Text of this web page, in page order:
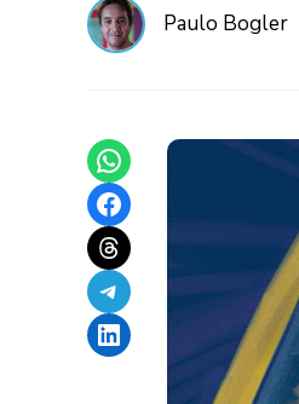
Paulo Bogler
Share on WhatsApp
Share on Facebook
Share on Threads
Share on Telegram
Share on LinkedIn